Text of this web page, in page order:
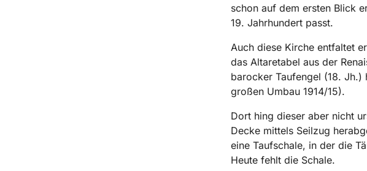
schon auf dem ersten Blick
19. Jahrhundert passt.
Auch diese Kirche entfaltet
das Altaretabel aus der
barocker Taufengel (18. Jh.)
großen Umbau 1914/15).
Dort hing dieser aber nicht
Decke mittels Seilzug
eine Taufschale, in der die
Heute fehlt die Schale.